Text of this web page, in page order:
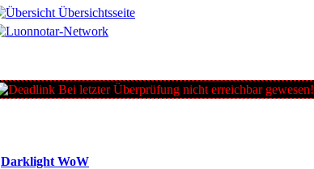
Übersichtsseite
Bei letzter Überprüfung nicht erreichbar gewesen!
Darklight WoW